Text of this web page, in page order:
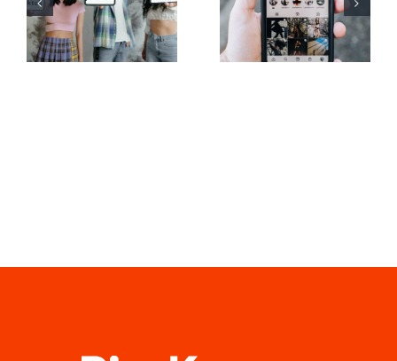
di font per
didascalie
creative su
per
programmare
post su più